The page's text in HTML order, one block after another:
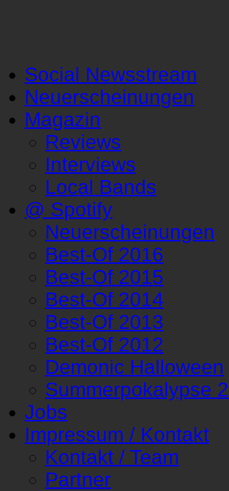
Social Newsstream
Neuerscheinungen
Magazin
Reviews
Interviews
Local Bands
@ Spotify
Neuerscheinungen
Best-Of 2016
Best-Of 2015
Best-Of 2014
Best-Of 2013
Best-Of 2012
Demonic Halloween
Summerpokalypse
Jobs
Impressum / Kontakt
Kontakt / Team
Partner